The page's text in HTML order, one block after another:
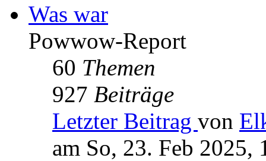
Was war
Powwow-Report
60 Themen
927 Beiträge
Letzter Beitrag von
am So, 23. Feb 2025,